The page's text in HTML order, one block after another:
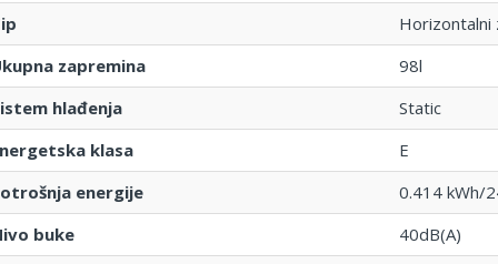
Horizontalni
zapremina
98l
hlađenja
Static
klasa
E
energije
0.414 kWh/
buke
40dB(A)